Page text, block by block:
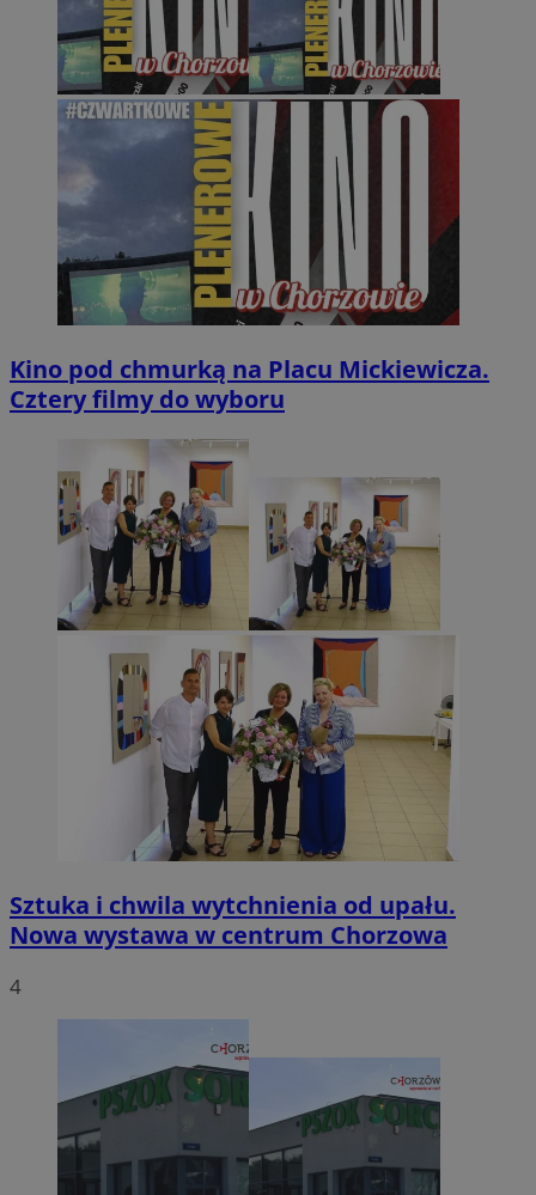
Kino pod chmurką na Placu Mickiewicza.
Cztery filmy do wyboru
Sztuka i chwila wytchnienia od upału.
Nowa wystawa w centrum Chorzowa
4